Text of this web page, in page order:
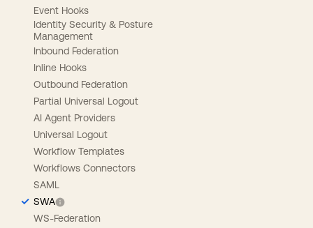
Event Hooks
Identity Security & Posture
Management
Inbound Federation
Inline Hooks
Outbound Federation
Partial Universal Logout
AI Agent Providers
Universal Logout
Workflow Templates
Workflows Connectors
SAML
SWA
WS-Federation